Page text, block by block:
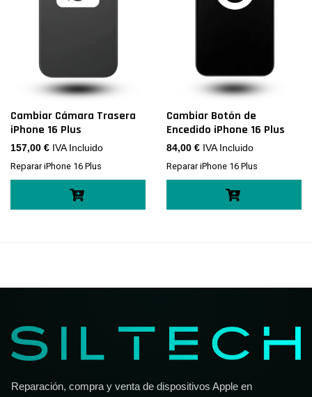
Cambiar Cámara Trasera
iPhone 16 Plus
157,00 € IVA Incluido
Reparar iPhone 16 Plus
Cambiar Botón de
Encedido iPhone 16 Plus
84,00 € IVA Incluido
Reparar iPhone 16 Plus
Reparación, compra y venta de dispositivos Apple en